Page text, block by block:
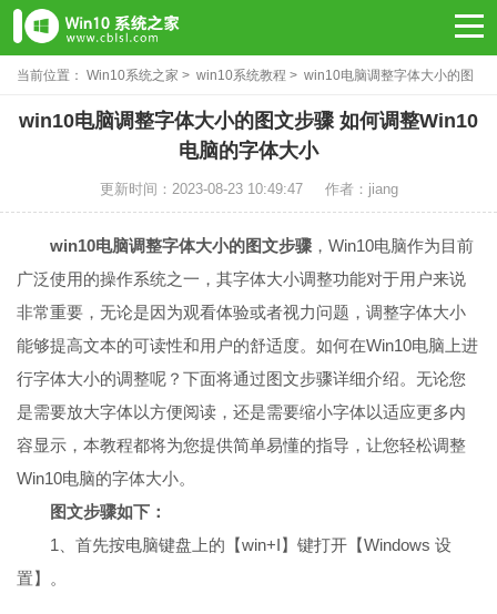
当前位置： Win10系统之家 > win10系统教程 > win10电脑调整字体大小的图
文步骤
win10电脑调整字体大小的图文步骤 如何调整Win10
电脑的字体大小
更新时间：2023-08-23 10:49:47 作者：jiang
win10电脑调整字体大小的图文步骤 ，Win10电脑作为目前
广泛使用的操作系统之一，其字体大小调整功能对于用户来说
非常重要，无论是因为观看体验或者视力问题，调整字体大小
能够提高文本的可读性和用户的舒适度。如何在Win10电脑上进
行字体大小的调整呢？下面将通过图文步骤详细介绍。无论您
是需要放大字体以方便阅读，还是需要缩小字体以适应更多内
容显示，本教程都将为您提供简单易懂的指导，让您轻松调整
Win10电脑的字体大小。
图文步骤如下：
1、首先按电脑键盘上的【win+I】键打开【Windows 设
置】。